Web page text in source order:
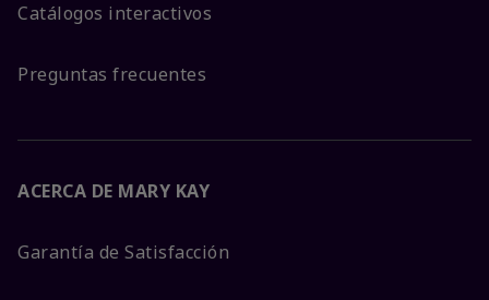
Catálogos interactivos
Preguntas frecuentes
ACERCA DE MARY KAY
Garantía de Satisfacción